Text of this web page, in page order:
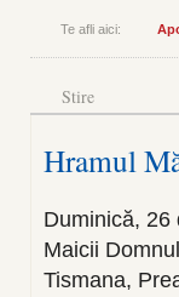
Te afli aici:
Stire
Hramul
Duminică, 26
Maicii
Tismana,